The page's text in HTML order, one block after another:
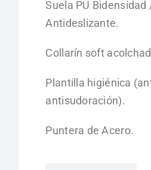
Suela PU Bidensidad
Antideslizante.
Collarín soft
Plantilla higiénica
antisudoración).
Puntera de Acero.